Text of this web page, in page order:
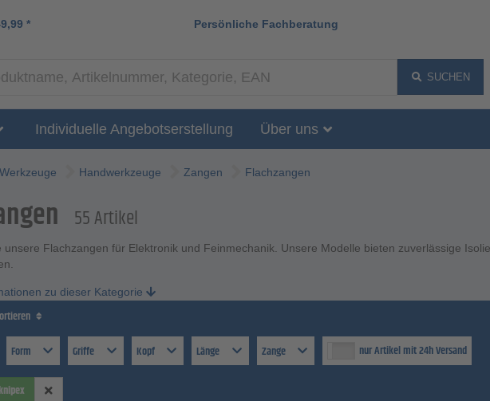
* Persönliche Fachberatung
SUCHEN
Individuelle Angebotserstellung Über uns
Werkzeuge Handwerkzeuge Zangen Flachzangen
55 Artikel
unsere Flachzangen für Elektronik und Feinmechanik. Unsere Modelle bieten zuverlässige
zu dieser Kategorie
Form Griffe Kopf Länge Zange nur Artikel mit 24h Versand
knipex